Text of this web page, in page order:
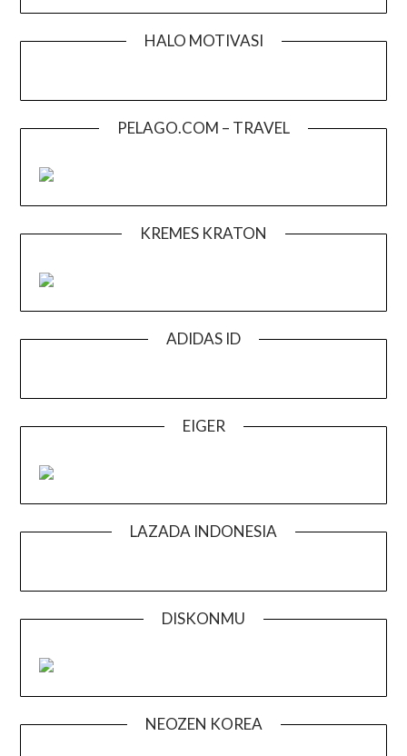
HALO MOTIVASI
PELAGO.COM – TRAVEL
KREMES KRATON
ADIDAS ID
EIGER
LAZADA INDONESIA
DISKONMU
NEOZEN KOREA